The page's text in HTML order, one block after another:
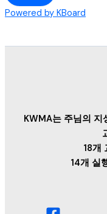
Powered by KBoard
KWMA는 주님의 지
18개
14개 실